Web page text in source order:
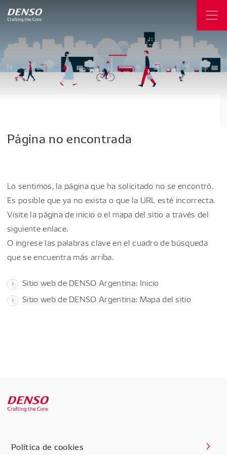
Página no encontrada
Lo sentimos, la página que ha solicitado no se encontró.
Es posible que ya no exista o que la URL esté incorrecta.
Visite la página de inicio o el mapa del sitio a través del
siguiente enlace.
O ingrese las palabras clave en el cuadro de búsqueda
que se encuentra más arriba.
Sitio web de DENSO Argentina: Inicio
Sitio web de DENSO Argentina: Mapa del sitio
Política de cookies